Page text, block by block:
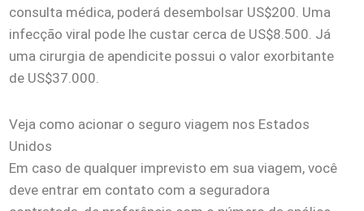
consulta médica, poderá desembolsar US$200. Uma
infecção viral pode lhe custar cerca de US$8.500. Já
uma cirurgia de apendicite possui o valor exorbitante
de US$37.000.
Veja como acionar o seguro viagem nos Estados
Unidos
Em caso de qualquer imprevisto em sua viagem, você
deve entrar em contato com a seguradora